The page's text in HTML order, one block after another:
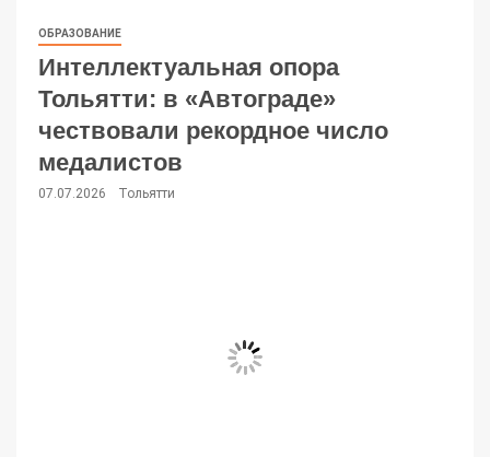
ОБРАЗОВАНИЕ
Интеллектуальная опора
Тольятти: в «Автограде»
чествовали рекордное число
медалистов
07.07.2026 Тольятти